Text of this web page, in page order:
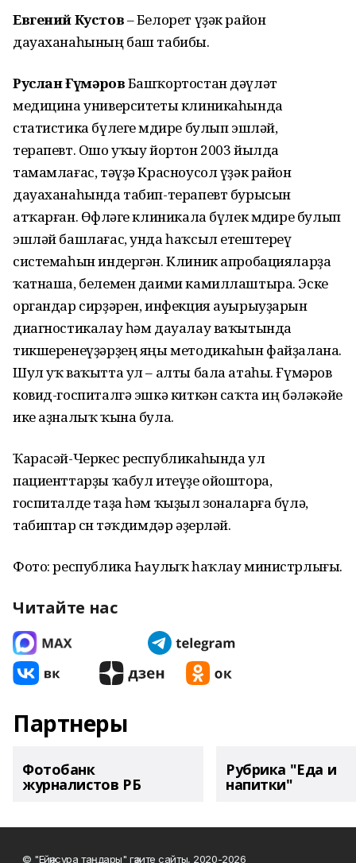
Евгений Кустов– Белорет үҙәк район
дауаханаһының баш табибы.
Руслан ҒүмәровБашҡортостан дәүләт
медицина университеты клиникаһында
статистика бүлеге мөдире булып эшләй,
терапевт. Ошо уҡыу йортон 2003 йылда
тамамлағас, тәүҙә Красноусол үҙәк район
дауаханаһында табип-терапевт бурысын
атҡарған. Өфөләге клиникала бүлек мөдире булып
эшләй башлағас, унда һаҡсыл етештереү
системаһын индергән. Клиник апробацияларҙа
ҡатнаша, белемен даими камиллаштыра. Эске
органдар сирҙәрен, инфекция ауырыуҙарын
диагностикалау һәм дауалау ваҡытында
тикшеренеүҙәрҙең яңы методикаһын файҙалана.
Шул уҡ ваҡытта ул – алты бала атаһы. Ғүмәров
ковид-госпиталгә эшкә киткән саҡта иң бәләкәйе
ике аҙналыҡ ҡына була.
Ҡарасәй-Черкес республикаһында ул
пациенттарҙы ҡабул итеүҙе ойоштора,
госпиталде таҙа һәм ҡыҙыл зоналарға бүлә,
табиптар өсөн тәҡдимдәр әҙерләй.
Фото: республика Һаулыҡ һаҡлау министрлығы.
Читайте нас
Партнеры
Фотобанк
журналистов РБ
Рубрика "Еда и
напитки"
© "Ейәнсура таңдары" гәзите сайты, 2020-2026